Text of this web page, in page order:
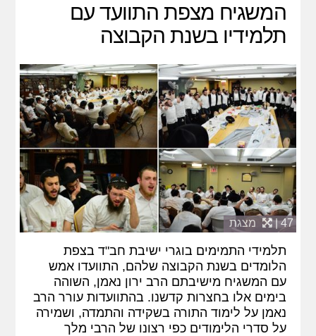
המשגיח מצפת התוועד עם
תלמידיו בשנת הקבוצה
47 | מצגת
תלמידי התמימים בוגרי ישיבת חב"ד בצפת
הלומדים בשנת הקבוצה שלהם, התוועדו אמש
עם המשגיח מישיבתם הרב ירון נאמן, השוהה
בימים אלו בחצרות קדשנו. בהתוועדות עורר הרב
נאמן על לימוד התורה בשקידה והתמדה, ושמירה
על סדרי הלימודים כפי רצונו של הרבי מלך